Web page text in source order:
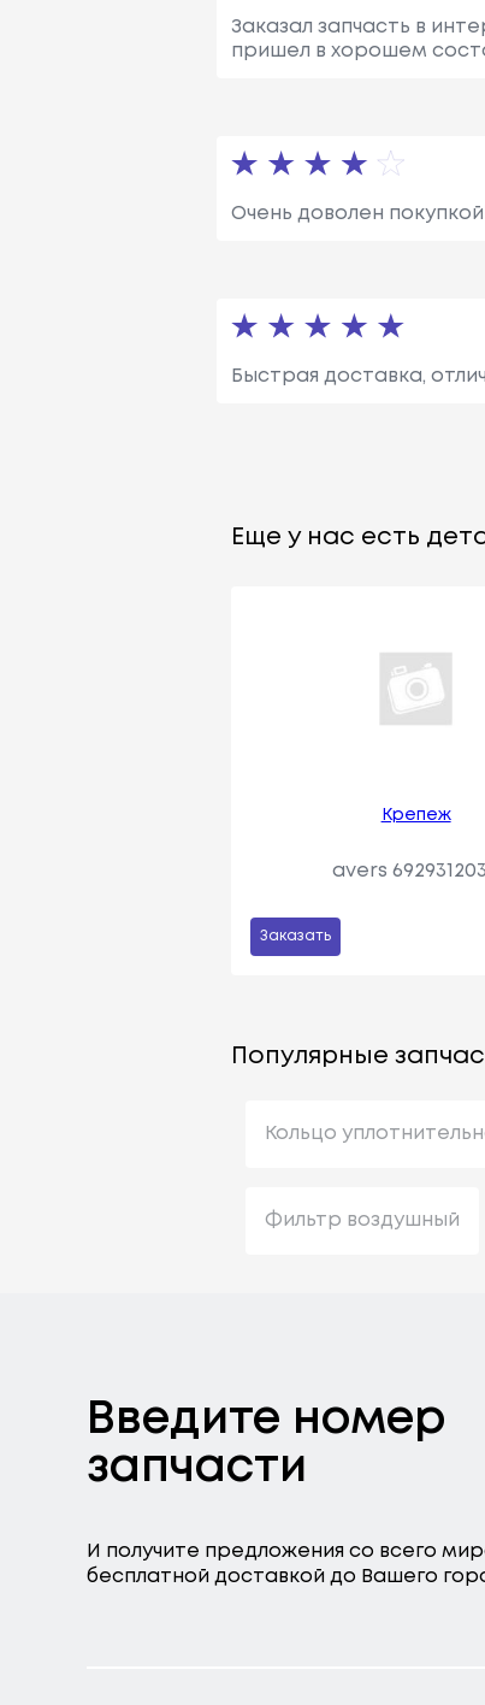
Заказал запчасть в
пришел в хорошем
Очень доволен
Быстрая доставка,
Еще у нас есть
Крепеж
avers
Заказать
Популярные
Кольцо
Фильтр воздушный
Введите номер
запчасти
И получите предложения со всего
бесплатной доставкой до Вашего